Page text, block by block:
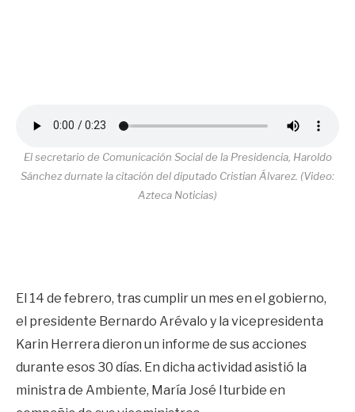
El secretario de Comunicación Social de la Presidencia, Haroldo
Sánchez durnate la citación del diputado Cristian Álvarez. (Video:
Azteca Noticias)
El 14 de febrero, tras cumplir un mes en el gobierno,
el presidente Bernardo Arévalo y la vicepresidenta
Karin Herrera dieron un informe de sus acciones
durante esos 30 días. En dicha actividad asistió la
ministra de Ambiente, María José Iturbide en